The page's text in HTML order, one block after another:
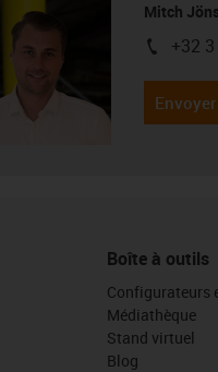
Mitch
igus-+32
Boîte à outils
Configurateurs
Médiathèque
Stand virtuel
Blog